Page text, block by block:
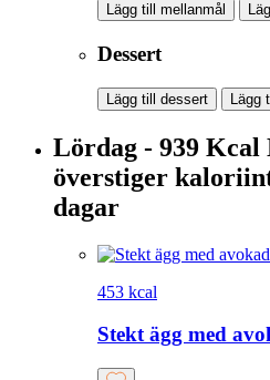
Lägg till mellanmål
Dessert
Lägg till dessert
Lördag - 939 Kcal
överstiger
dagar
453 kcal
Stekt ägg med